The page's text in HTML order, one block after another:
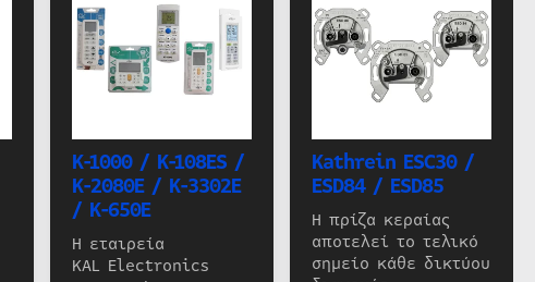
K-1000 / K-108ES /
K-2080E / K-3302E
/ K-650E
Η εταιρεία
KAL Electronics
Kathrein ESC30 /
ESD84 / ESD85
Η πρίζα κεραίας
αποτελεί το τελικό
σημείο κάθε δικτύου